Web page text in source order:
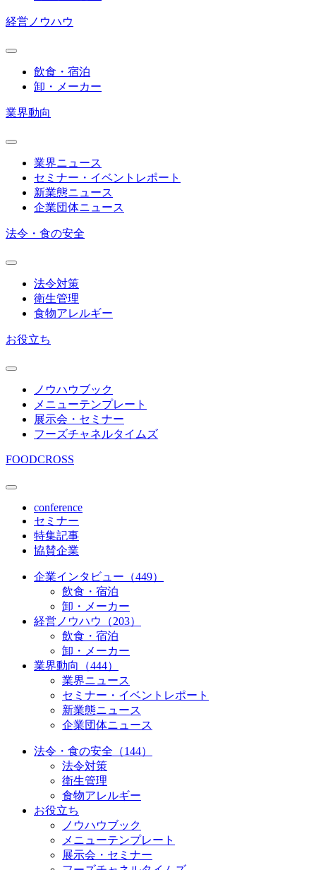
経営ノウハウ
飲食・宿泊
卸・メーカー
業界動向
業界ニュース
セミナー・イベントレポート
新業態ニュース
企業団体ニュース
法令・食の安全
法令対策
衛生管理
食物アレルギー
お役立ち
ノウハウブック
メニューテンプレート
展示会・セミナー
フーズチャネルタイムズ
FOODCROSS
conference
セミナー
特集記事
協賛企業
企業インタビュー（449）
飲食・宿泊
卸・メーカー
経営ノウハウ（203）
飲食・宿泊
卸・メーカー
業界動向（444）
業界ニュース
セミナー・イベントレポート
新業態ニュース
企業団体ニュース
法令・食の安全（144）
法令対策
衛生管理
食物アレルギー
お役立ち
ノウハウブック
メニューテンプレート
展示会・セミナー